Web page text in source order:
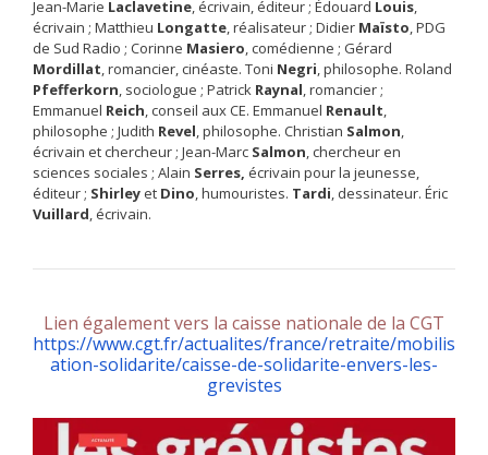
Jean-Marie Laclavetine, écrivain, éditeur ; Édouard Louis,
écrivain ; Matthieu Longatte, réalisateur ; Didier Maïsto, PDG
de Sud Radio ; Corinne Masiero, comédienne ; Gérard
Mordillat, romancier, cinéaste. Toni Negri, philosophe. Roland
Pfefferkorn, sociologue ; Patrick Raynal, romancier ;
Emmanuel Reich, conseil aux CE. Emmanuel Renault,
philosophe ; Judith Revel, philosophe. Christian Salmon,
écrivain et chercheur ; Jean-Marc Salmon, chercheur en
sciences sociales ; Alain Serres, écrivain pour la jeunesse,
éditeur ; Shirley et Dino, humouristes. Tardi, dessinateur. Éric
Vuillard, écrivain.
Lien également vers la caisse nationale de la CGT
https://www.cgt.fr/actualites/france/retraite/mobilis
ation-solidarite/caisse-de-solidarite-envers-les-
grevistes